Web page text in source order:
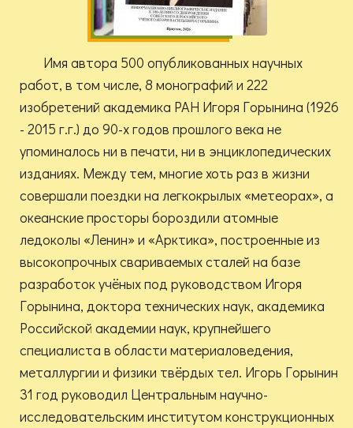
Имя автора 500 опубликованных научных
работ, в том числе, 8 монографий и 222
изобретений академика РАН Игоря Горынина (1926
- 2015 г.г.) до 90-х годов прошлого века не
упоминалось ни в печати, ни в энциклопедических
изданиях. Между тем, многие хоть раз в жизни
совершали поездки на легкокрылых «метеорах», а
океанские просторы бороздили атомные
ледоколы «Ленин» и «Арктика», построенные из
высокопрочных свариваемых сталей на базе
разработок учёных под руководством Игоря
Горынина, доктора технических наук, академика
Российской академии наук, крупнейшего
специалиста в области материаловедения,
металлургии и физики твёрдых тел. Игорь Горынин
31 год руководил Центральным научно-
исследовательским институтом конструкционных